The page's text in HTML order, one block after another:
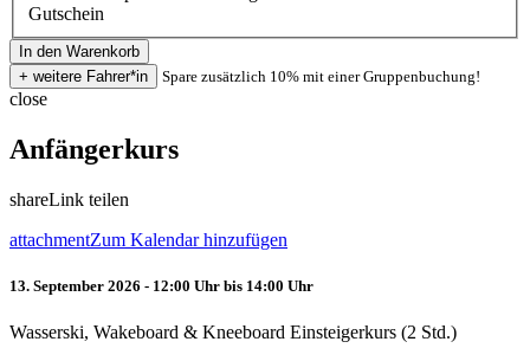
Gutschein
Spare zusätzlich 10% mit einer Gruppenbuchung!
close
Anfängerkurs
shareLink teilen
attachmentZum Kalendar hinzufügen
13. September 2026 - 12:00 Uhr bis 14:00 Uhr
Wasserski, Wakeboard & Kneeboard Einsteigerkurs (2 Std.)